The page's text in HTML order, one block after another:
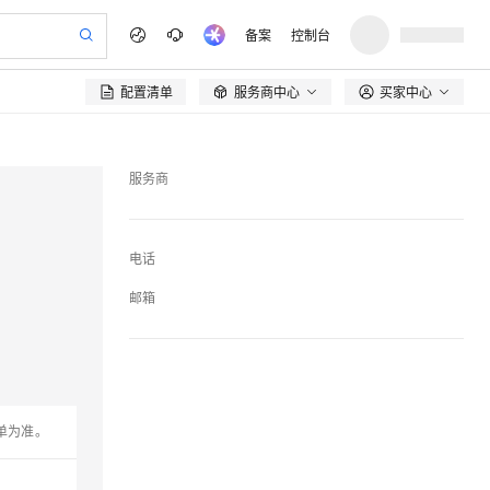
备案 控制台
配置清单  服务商中心 买家中心
准。
服务商
电话
邮箱